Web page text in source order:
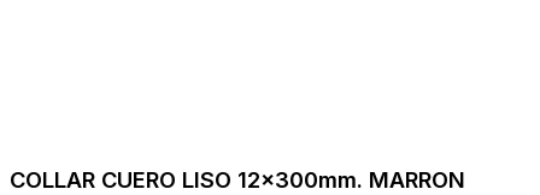
COLLAR CUERO LISO 12x300mm. MARRON